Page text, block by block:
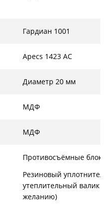
Гардиан 1001
Apecs 1423 AC
Диаметр 20 мм
МДФ
МДФ
Противосъёмные
Резиновый
утеплительный валик
желанию)